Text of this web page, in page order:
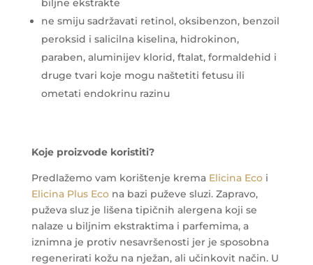
ne smiju sadržavati retinol, oksibenzon, benzoil
peroksid i salicilna kiselina, hidrokinon,
paraben, aluminijev klorid, ftalat, formaldehid i
druge tvari koje mogu naštetiti fetusu ili
ometati endokrinu razinu
Koje proizvode koristiti?
Predlažemo vam korištenje krema Elicina Ecoi
Elicina Plus Econa bazi puževe sluzi. Zapravo,
puževa sluz je lišena tipičnih alergena koji se
nalaze u biljnim ekstraktima i parfemima, a
iznimna je protiv nesavršenosti jer je sposobna
regenerirati kožu na nježan, ali učinkovit način. U